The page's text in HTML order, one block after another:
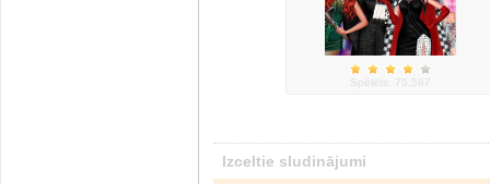
Spēlēts: 75,587
Izceltie sludinājumi